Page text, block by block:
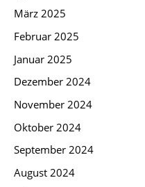
März 2025
Februar 2025
Januar 2025
Dezember 2024
November 2024
Oktober 2024
September 2024
August 2024